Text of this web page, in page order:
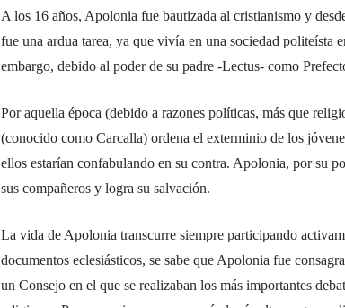
A los 16 años, Apolonia fue bautizada al cristianismo y
fue una ardua tarea, ya que vivía en una sociedad politeísta
embargo, debido al poder de su padre -Lectus- como
Por aquella época (debido a razones políticas, más que
(conocido como Carcalla) ordena el exterminio de los
ellos estarían confabulando en su contra. Apolonia, por su
sus compañeros y logra su salvación.
La vida de Apolonia transcurre siempre participando
documentos eclesiásticos, se sabe que Apolonia fue
un Consejo en el que se realizaban los más importantes